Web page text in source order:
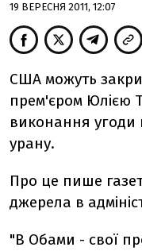
19 ВЕРЕСНЯ 2011, 12:07
США можуть
прем'єром Юлією
виконання угоди
урану.
Про це пише
джерела в
"В Обами - свої